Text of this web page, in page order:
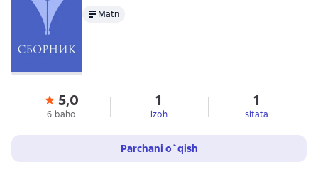
MatnMatn
5,0
6 baho
1
izoh
1
sitata
Parchani o`qish